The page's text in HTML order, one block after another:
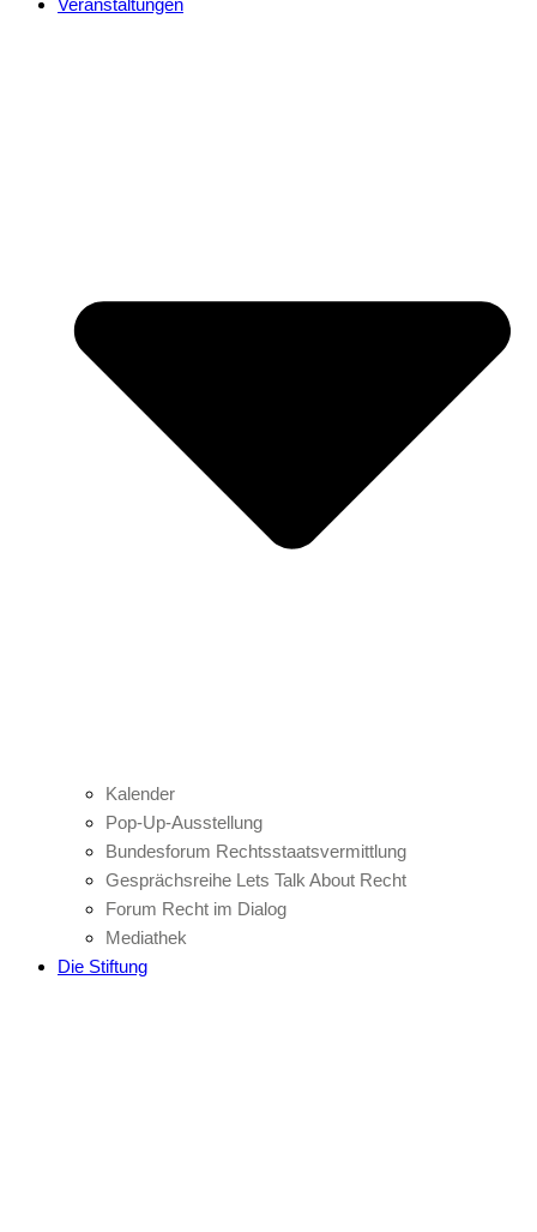
Veranstaltungen
Kalender
Pop-Up-Ausstellung
Bundesforum Rechtsstaatsvermittlung
Gesprächsreihe Lets Talk About Recht
Forum Recht im Dialog
Mediathek
Die Stiftung